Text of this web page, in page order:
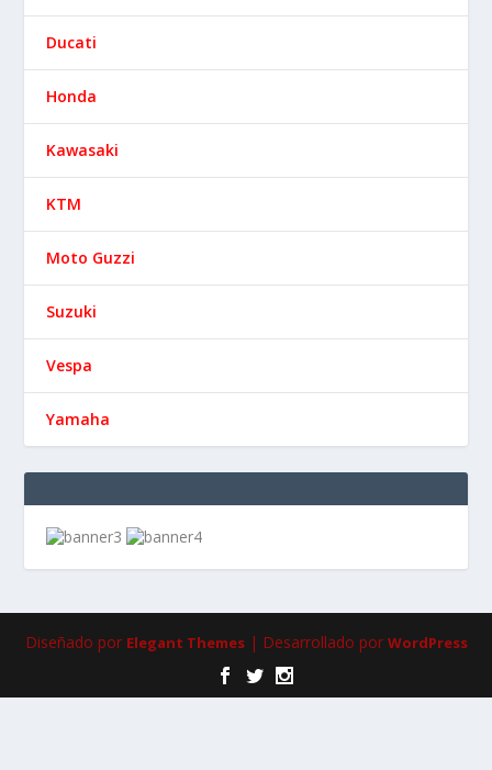
Ducati
Honda
Kawasaki
KTM
Moto Guzzi
Suzuki
Vespa
Yamaha
Diseñado por Elegant Themes| Desarrollado por WordPress